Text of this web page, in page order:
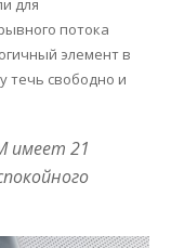
для
потока
элемент в
течь свободно и
имеет 21